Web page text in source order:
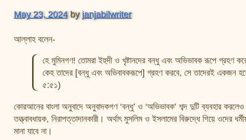
May 23, 2024 byjanjabilwriter
আল্লাহ বলেন-
হে মুমিনগণ! তোমরা ইহুদী ও খৃষ্টানদের বন্ধু এবং অভিভাবক রূপে গ্রহণ
কেহ তাদের [বন্ধু এবং অভিবাবকরূপে] গ্রহণ করবে, সে তাদেরই একজন
৫:৫১)
কোরআনের বাংলা অনুবাদে অনুবাদকগণ ‘বন্ধু’ ও ‘অভিভাবক’ শব্দ দুটি ব্যবহার
তত্ত্বাবধায়ক, নিরাপত্তাদানকারী। অর্থাৎ মুসলিম ও ইসলামের বিরুদ্ধে গিয়ে ওদের
মানা যাবে না।